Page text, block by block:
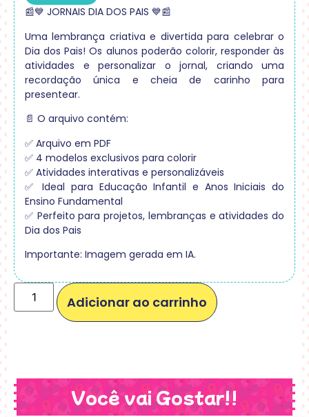
📰💙 JORNAIS DIA DOS PAIS 💙📰
Uma lembrança criativa e divertida para celebrar o
Dia dos Pais! Os alunos poderão colorir, responder às
atividades e personalizar o jornal, criando uma
recordação única e cheia de carinho para
presentear.
📄 O arquivo contém:
✅ Arquivo em PDF
✅ 4 modelos exclusivos para colorir
✅ Atividades interativas e personalizáveis
✅ Ideal para Educação Infantil e Anos Iniciais do
Ensino Fundamental
✅ Perfeito para projetos, lembranças e atividades do
Dia dos Pais
Importante: Imagem gerada em IA.
Adicionar ao carrinho
Você vai Gostar!!